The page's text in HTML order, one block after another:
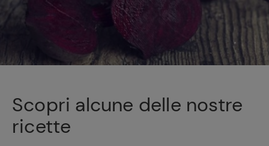
Scopri alcune delle nostre
ricette